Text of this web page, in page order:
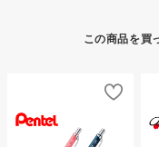
この商品を買